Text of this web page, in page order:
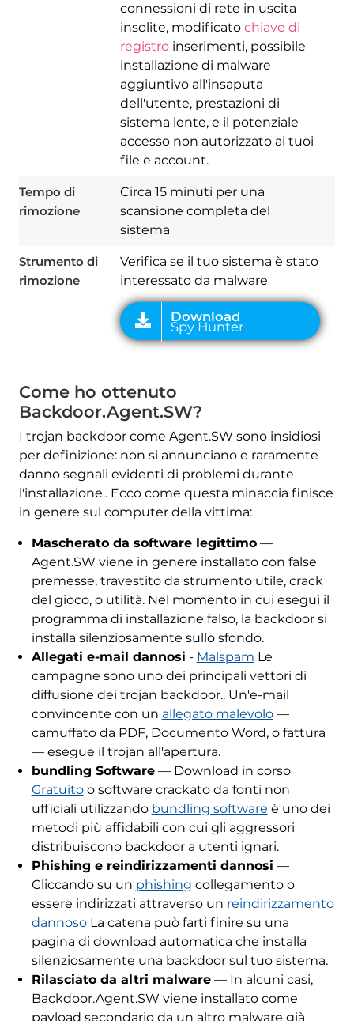
connessioni di rete in uscita
insolite, modificato chiave di
registroinserimenti, possibile
installazione di malware
aggiuntivo all'insaputa
dell'utente, prestazioni di
sistema lente, e il potenziale
accesso non autorizzato ai tuoi
file e account.
Tempo di
rimozione
Circa 15 minuti per una
scansione completa del
sistema
Strumento di
rimozione
Verifica se il tuo sistema è stato
interessato da malware
Download
Spy Hunter
Come ho ottenuto
Backdoor.Agent.SW?
I trojan backdoor come Agent.SW sono insidiosi
per definizione: non si annunciano e raramente
danno segnali evidenti di problemi durante
l'installazione.. Ecco come questa minaccia finisce
in genere sul computer della vittima:
Mascherato da software legittimo—
Agent.SW viene in genere installato con false
premesse, travestito da strumento utile, crack
del gioco, o utilità. Nel momento in cui esegui il
programma di installazione falso, la backdoor si
installa silenziosamente sullo sfondo.
Allegati e-mail dannosi - Malspam Le
campagne sono uno dei principali vettori di
diffusione dei trojan backdoor.. Un'e-mail
convincente con un allegato malevolo—
camuffato da PDF, Documento Word, o fattura
— esegue il trojan all'apertura.
bundling Software— Download in corso
Gratuitoo software crackato da fonti non
ufficiali utilizzando bundling software è uno dei
metodi più affidabili con cui gli aggressori
distribuiscono backdoor a utenti ignari.
Phishing e reindirizzamenti dannosi —
Cliccando su un phishing collegamento o
essere indirizzati attraverso un reindirizzamento
dannosoLa catena può farti finire su una
pagina di download automatica che installa
silenziosamente una backdoor sul tuo sistema.
Rilasciato da altri malware— In alcuni casi,
Backdoor.Agent.SW viene installato come
payload secondario da un altro malware già